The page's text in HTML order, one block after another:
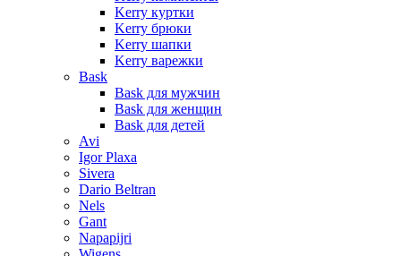
Kerry куртки
Kerry брюки
Kerry шапки
Kerry варежки
Bask
Bask для мужчин
Bask для женщин
Bask для детей
Avi
Igor Plaxa
Sivera
Dario Beltran
Nels
Gant
Napapijri